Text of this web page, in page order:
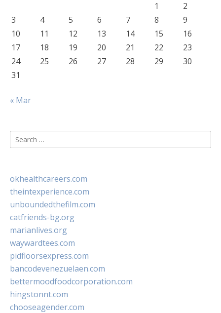
1
2
3
4 5 6 7 8
9
10
11 12 13 14 15
16
17
18 19 20 21 22
23
24
25 26 27 28 29
30
31
« Mar
Search
for:
okhealthcareers.com
theintexperience.com
unboundedthefilm.com
catfriends-bg.org
marianlives.org
waywardtees.com
pidfloorsexpress.com
bancodevenezuelaen.com
bettermoodfoodcorporation.com
hingstonnt.com
chooseagender.com